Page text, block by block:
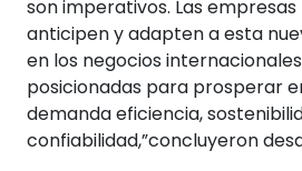
son imperativos. Las
anticipen y adapten a esta
en los negocios
posicionadas para prosperar
demanda eficiencia,
confiabilidad,”concluyeron